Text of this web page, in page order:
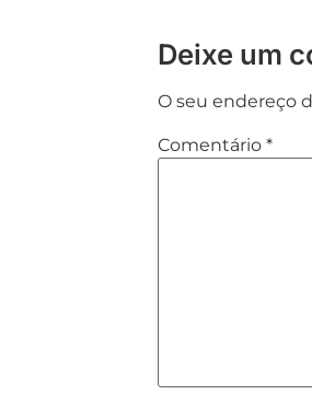
Deixe um
O seu endereço
Comentário*